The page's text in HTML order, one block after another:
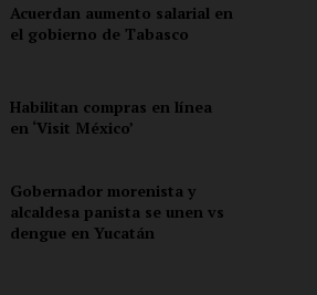
Acuerdan aumento salarial en
el gobierno de Tabasco
Habilitan compras en línea
en ‘Visit México’
Gobernador morenista y
alcaldesa panista se unen vs
dengue en Yucatán